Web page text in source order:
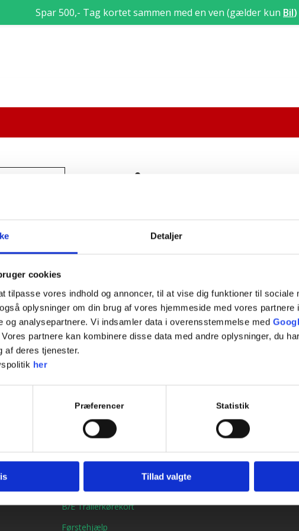
Detaljer
cookies
tilpasse vores indhold og annoncer, til at vise dig funktioner til sociale
oplysninger om din brug af vores hjemmeside med vores partnere
og analysepartnere. Vi indsamler data i overensstemmelse med
Vores partnere kan kombinere disse data med andre oplysninger, du
af deres tjenester.
her
Præferencer Statistik
Tillad valgte
Ferielukket
21/12/2020-03/01/2021
Bil kørekort
B/E Trailerkørekort
Førstehjælp
Spar 500,- Tag kortet sammen med en ven (gælder kun Bil)